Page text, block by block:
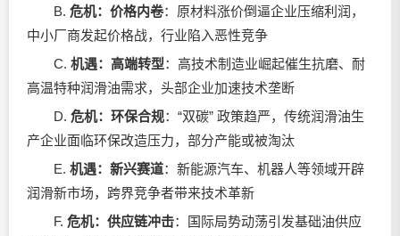
B. 危机：价格内卷：原材料涨价倒逼企业压缩利润，
中小厂商发起价格战，行业陷入恶性竞争
C. 机遇：高端转型：高技术制造业崛起催生抗磨、耐
高温特种润滑油需求，头部企业加速技术垄断
D. 危机：环保合规：“双碳” 政策趋严，传统润滑油生
产企业面临环保改造压力，部分产能或被淘汰
E. 机遇：新兴赛道：新能源汽车、机器人等领域开辟
润滑新市场，跨界竞争者带来技术革新
F. 危机：供应链冲击：国际局势动荡引发基础油供应